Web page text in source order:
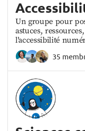
Un groupe pour
astuces,
l'accessibilité
35